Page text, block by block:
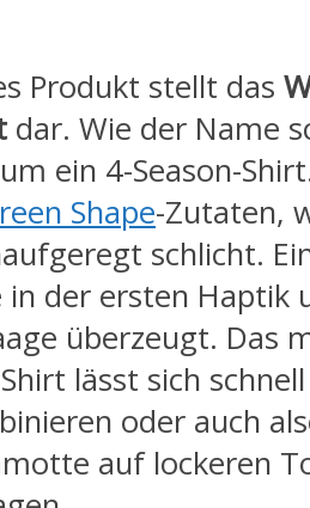
Produkt stellt das
dar. Wie der Name
ein 4-Season-
Shape-Zutaten,
schlicht.
in der ersten Haptik
überzeugt. Das
lässt sich
oder auch
auf lockeren